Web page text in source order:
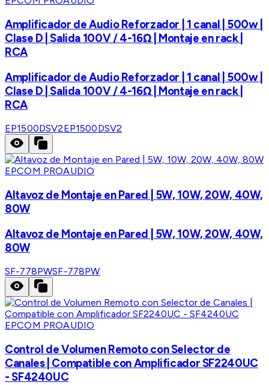
Amplificador de Audio Reforzador | 1 canal | 500w |
Clase D | Salida 100V / 4-16Ω | Montaje en rack |
RCA
Amplificador de Audio Reforzador | 1 canal | 500w |
Clase D | Salida 100V / 4-16Ω | Montaje en rack |
RCA
EP1500DSV2EP1500DSV2
EPCOM PROAUDIO
Altavoz de Montaje en Pared | 5W, 10W, 20W, 40W,
80W
Altavoz de Montaje en Pared | 5W, 10W, 20W, 40W,
80W
SF-778PWSF-778PW
EPCOM PROAUDIO
Control de Volumen Remoto con Selector de
Canales | Compatible con Amplificador SF2240UC
- SF4240UC